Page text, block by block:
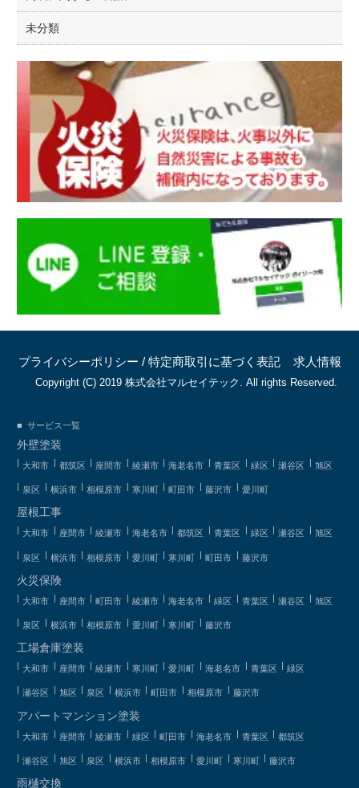
未分類
プライバシーポリシー / 特定商取引に基づく表記 求人情報
Copyright (C) 2019 株式会社マルセイテック. All rights Reserved.
サービス一覧
外壁塗装
大和市 都筑区 座間市 綾瀬市 海老名市 青葉区 緑区 瀬谷区 旭区
泉区 横浜市 相模原市 寒川町 町田市 藤沢市 愛川町
屋根工事
大和市 座間市 綾瀬市 海老名市 都筑区 青葉区 緑区 瀬谷区 旭区
泉区 横浜市 相模原市 愛川町 寒川町 町田市 藤沢市
火災保険
大和市 座間市 町田市 綾瀬市 海老名市 緑区 青葉区 瀬谷区 旭区
泉区 横浜市 相模原市 愛川町 寒川町 藤沢市
工場倉庫塗装
大和市 座間市 綾瀬市 寒川町 愛川町 海老名市 青葉区 緑区
瀬谷区 旭区 泉区 横浜市 町田市 相模原市 藤沢市
アパートマンション塗装
大和市 座間市 綾瀬市 緑区 町田市 海老名市 青葉区 都筑区
瀬谷区 旭区 泉区 横浜市 相模原市 愛川町 寒川町 藤沢市
雨樋交換